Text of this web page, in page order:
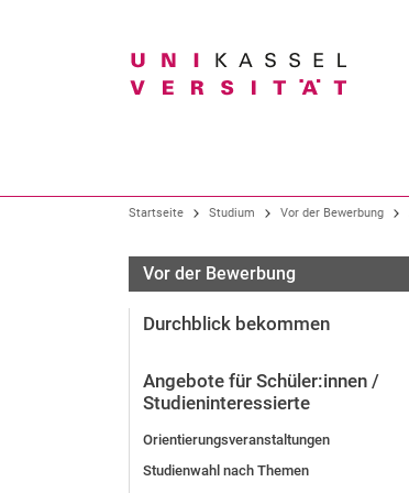
Unser Profil
Organisation
Fachbereiche und Institute
Hochschulverwaltung
Zentrale Einrichtungen
Studium im Überblick
Alle Studiengänge
Bachelor-Studiengänge
Lehramtsstudium
Studiengänge der Kunsthochschule
Master-Studiengänge
Neue Studienangebote
Bürgeruni / Gasthörendenprogramm
Forschung im Überblick
Forschungsschwerpunkte
Forschungs- und
Wissens- und Technologietransfer
Startseite Studium Vor der Bewerbung
Vor der Bewerbung
Durchblick bekommen
Angebote für Schüler:innen /
Studieninteressierte
Orientierungsveranstaltungen
Studienwahl nach Themen